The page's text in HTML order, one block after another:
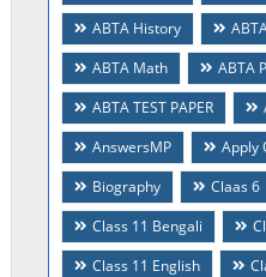
ABTA History
ABTA Math
ABTA
ABTA TEST PAPER
AnswersMP
Apply
Biography
Claas 6
Class 11 Bengali
Class 11 English